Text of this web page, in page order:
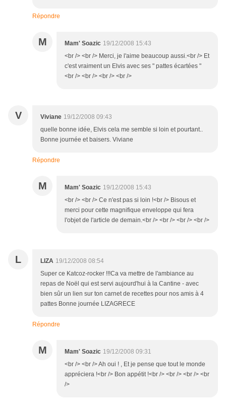
Répondre
M Mam' Soazic 19/12/2008 15:43
<br /> <br /> Merci, je l'aime beaucoup aussi.<br /> Et
c'est vraiment un Elvis avec ses " pattes écartées "
<br /> <br /> <br /> <br />
V Viviane 19/12/2008 09:43
quelle bonne idée, Elvis cela me semble si loin et pourtant..
Bonne journée et baisers. Viviane
Répondre
M Mam' Soazic 19/12/2008 15:43
<br /> <br /> Ce n'est pas si loin !<br /> Bisous et
merci pour cette magnifique enveloppe qui fera
l'objet de l'article de demain.<br /> <br /> <br /> <br />
L LIZA 19/12/2008 08:54
Super ce Katcoz-rocker !!!Ca va mettre de l'ambiance au
repas de Noël qui est servi aujourd'hui à la Cantine - avec
bien sûr un lien sur ton carnet de recettes pour nos amis à 4
pattes Bonne journée LIZAGRECE
Répondre
M Mam' Soazic 19/12/2008 09:31
<br /> <br /> Ah oui ! , Et je pense que tout le monde
appréciera !<br /> Bon appétit !<br /> <br /> <br /> <br
/>